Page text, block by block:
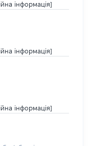
інформація]
інформація]
інформація]